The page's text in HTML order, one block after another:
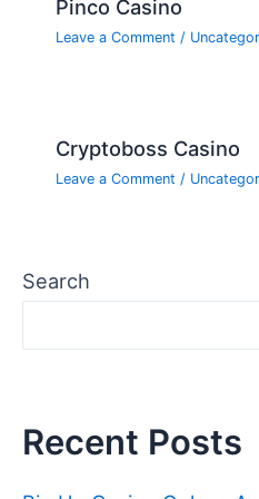
Pinco Casino
Leave a Comment /
Cryptoboss Casino
Leave a Comment /
Search
Recent Posts